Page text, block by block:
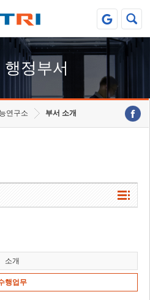
행정부서
연구소 부서 소개
소개
행업무